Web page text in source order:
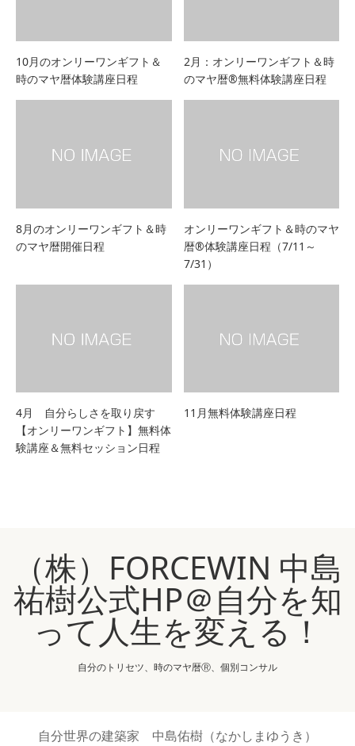
10月のオンリーワンギフト＆
時のマヤ暦体験講座日程
2月：オンリーワンギフト＆時
のマヤ暦®無料体験講座日程
8月のオンリーワンギフト＆時
のマヤ暦開催日程
オンリーワンギフト＆時のマヤ
暦®体験講座日程（7/11～
7/31）
4月 自分らしさを取り戻す
【オンリーワンギフト】無料体
験講座＆無料セッション日程
11月無料体験講座日程
（株）FORCEWIN 中島
祐樹公式HP＠自分を知
って人生を変える！
自分のトリセツ、時のマヤ暦Ⓡ、個別コンサル
自分世界の建築家 中島佑樹（なかしまゆうき）